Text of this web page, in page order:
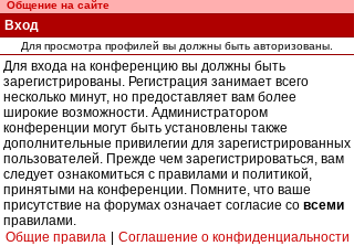
Общение на сайте
Вход
Для просмотра профилей вы должны быть авторизованы.
Для входа на конференцию вы должны быть
зарегистрированы. Регистрация занимает всего
несколько минут, но предоставляет вам более
широкие возможности. Администратором
конференции могут быть установлены также
дополнительные привилегии для зарегистрированных
пользователей. Прежде чем зарегистрироваться, вам
следует ознакомиться с правилами и политикой,
принятыми на конференции. Помните, что ваше
присутствие на форумах означает согласие со всеми
правилами.
Общие правила
Соглашение о конфиденциальности